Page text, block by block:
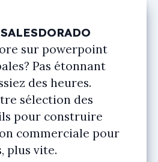
sur powerpoint
Pas étonnant
des heures.
sélection des
pour construire
commerciale pour
plus vite.